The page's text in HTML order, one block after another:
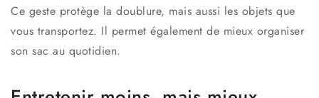
Ce geste protège la doublure, mais aussi les objets que
vous transportez. Il permet également de mieux organiser
son sac au quotidien.